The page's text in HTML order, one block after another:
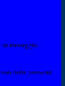
messaggio
della password